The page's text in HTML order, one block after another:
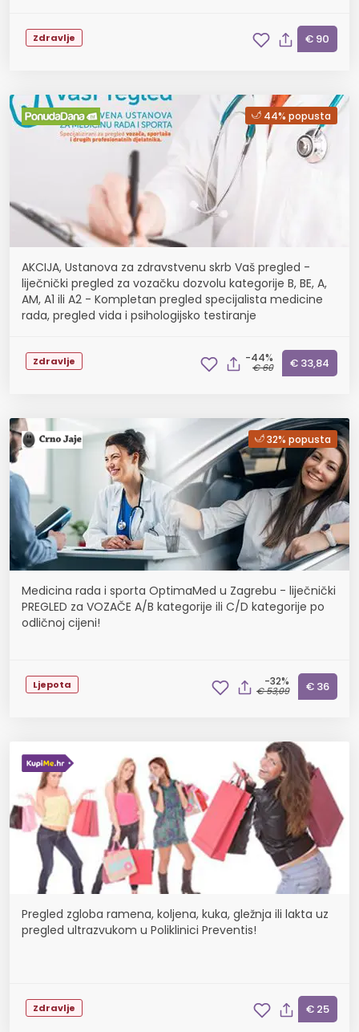
Zdravlje € 90
44% popusta
AKCIJA, Ustanova za zdravstvenu skrb Vaš pregled -
liječnički pregled za vozačku dozvolu kategorije B, BE, A,
AM, A1 ili A2 - Kompletan pregled specijalista medicine
rada, pregled vida i psihologijsko testiranje
Zdravlje -44%
€ 60 € 33,84
32% popusta
Medicina rada i sporta OptimaMed u Zagrebu - liječnički
PREGLED za VOZAČE A/B kategorije ili C/D kategorije po
odličnoj cijeni!
Ljepota -32%
€ 53,09 € 36
Pregled zgloba ramena, koljena, kuka, gležnja ili lakta uz
pregled ultrazvukom u Poliklinici Preventis!
Zdravlje € 25